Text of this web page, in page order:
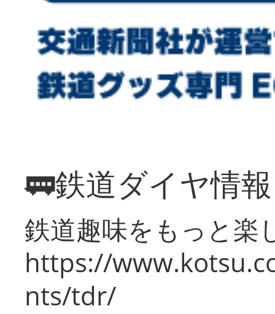
🚃鉄道ダイヤ情
鉄道趣味をもっと楽
https://
nts/tdr/